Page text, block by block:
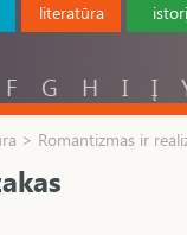
literatūra
F G H I Į
> Romantizmas ir